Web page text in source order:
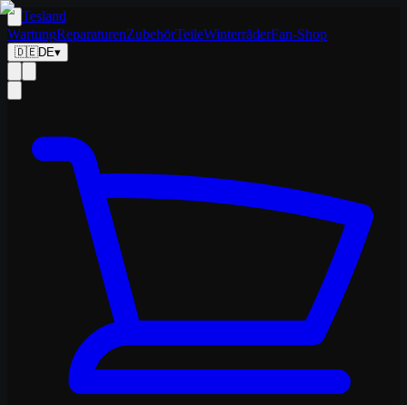
Tesland
WartungReparaturenZubehörTeileWinterräderFan-Shop
🇩🇪DE▾